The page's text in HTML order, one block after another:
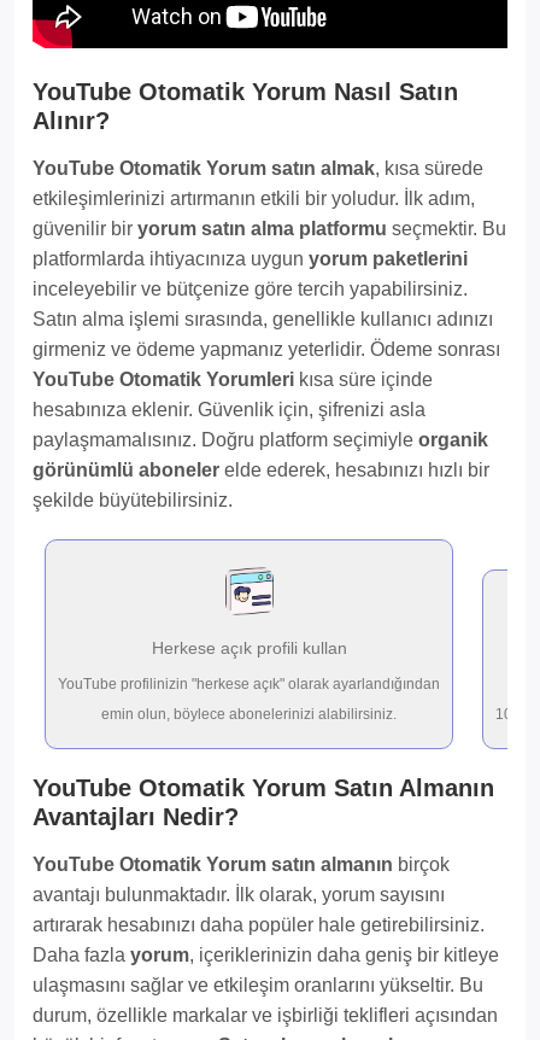
YouTube Otomatik Yorum Nasıl Satın
Alınır?
YouTube Otomatik Yorum satın almak, kısa sürede
etkileşimlerinizi artırmanın etkili bir yoludur. İlk adım,
güvenilir bir yorum satın alma platformu seçmektir. Bu
platformlarda ihtiyacınıza uygun yorum paketlerini
inceleyebilir ve bütçenize göre tercih yapabilirsiniz.
Satın alma işlemi sırasında, genellikle kullanıcı adınızı
girmeniz ve ödeme yapmanız yeterlidir. Ödeme sonrası
YouTube Otomatik Yorumleri kısa süre içinde
hesabınıza eklenir. Güvenlik için, şifrenizi asla
paylaşmamalısınız. Doğru platform seçimiyle organik
görünümlü aboneler elde ederek, hesabınızı hızlı bir
şekilde büyütebilirsiniz.
Herkese açık profili kullan
YouTube profilinizin "herkese açık" olarak ayarlandığından
emin olun, böylece abonelerinizi alabilirsiniz.
10-
YouTube Otomatik Yorum Satın Almanın
Avantajları Nedir?
YouTube Otomatik Yorum satın almanın birçok
avantajı bulunmaktadır. İlk olarak, yorum sayısını
artırarak hesabınızı daha popüler hale getirebilirsiniz.
Daha fazla yorum, içeriklerinizin daha geniş bir kitleye
ulaşmasını sağlar ve etkileşim oranlarını yükseltir. Bu
durum, özellikle markalar ve işbirliği teklifleri açısından